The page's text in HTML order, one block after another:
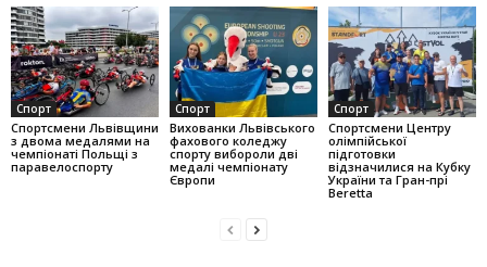
Спорт
Спортсмени Львівщини
з двома медалями на
чемпіонаті Польщі з
паравелоспорту
Спорт
Вихованки Львівського
фахового коледжу
спорту вибороли дві
медалі чемпіонату
Європи
Спорт
Спортсмени Центру
олімпійської
підготовки
відзначилися на Кубку
України та Гран-прі
Beretta